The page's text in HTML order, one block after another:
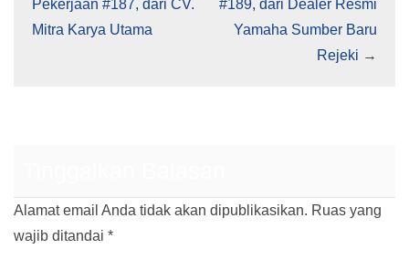
Pekerjaan #187, dari CV.
Mitra Karya Utama
#189, dari Dealer Resmi
Yamaha Sumber Baru
Rejeki →
Alamat email Anda tidak akan dipublikasikan. Ruas yang
wajib ditandai *